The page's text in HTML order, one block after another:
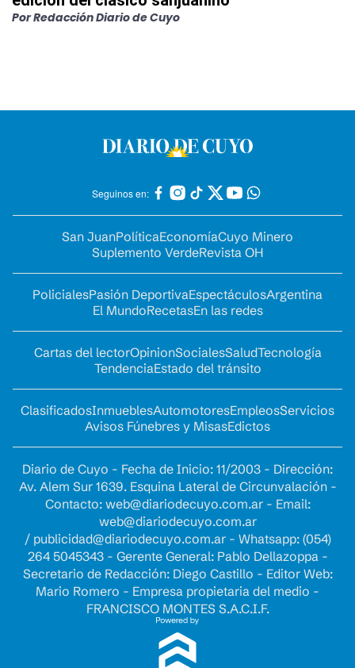
PorRedacción Diario de Cuyo
Seguinos en:
San JuanPolíticaEconomíaCuyo Minero
Suplemento VerdeRevista OH
PolicialesPasión DeportivaEspectáculosArgentina
El MundoRecetasEn las redes
Cartas del lectorOpinionSocialesSaludTecnología
TendenciaEstado del tránsito
ClasificadosInmueblesAutomotoresEmpleosServicios
Avisos Fúnebres y MisasEdictos
Diario de Cuyo - Fecha de Inicio: 11/2003 - Dirección:
Av. Alem Sur 1639. Esquina Lateral de Circunvalación -
Contacto: web@diariodecuyo.com.ar- Email:
web@diariodecuyo.com.ar
/ publicidad@diariodecuyo.com.ar- Whatsapp: (054)
264 5045343 - Gerente General: Pablo Dellazoppa -
Secretario de Redacción: Diego Castillo - Editor Web:
Mario Romero - Empresa propietaria del medio -
FRANCISCO MONTES S.A.C.I.F.